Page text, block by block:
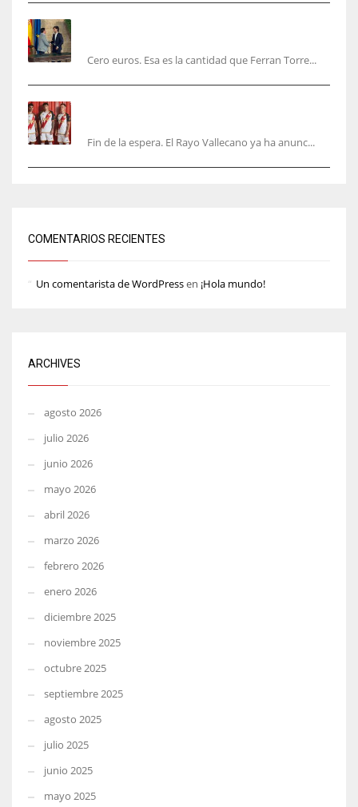
Cero euros. Esa es la cantidad que Ferran Torre...
Fin de la espera. El Rayo Vallecano ya ha anunc...
COMENTARIOS RECIENTES
Un comentarista de WordPressen ¡Hola mundo!
ARCHIVES
agosto 2026
julio 2026
junio 2026
mayo 2026
abril 2026
marzo 2026
febrero 2026
enero 2026
diciembre 2025
noviembre 2025
octubre 2025
septiembre 2025
agosto 2025
julio 2025
junio 2025
mayo 2025